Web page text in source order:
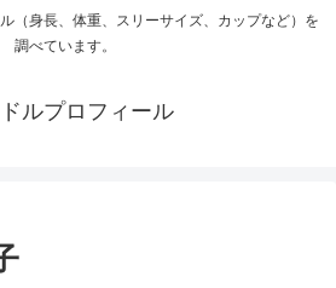
（身長、体重、スリーサイズ、カップなど）を
調べています。
ルプロフィール